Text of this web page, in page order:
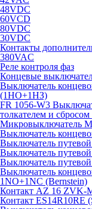
48VDC
60VCD
80VDC
30VDC
Контакты
380VAC
Реле контроля фаз
Концевые
Выключатель
(1НО+1НЗ)
FR 1056-W3
толкателем и сбросом
Микровыключатель
Выключатель
Выключатель
Выключатель
Выключатель
Выключатель
1NO+1NC (Bernstein)
Контакт AZ 16 ZVK-
Контакт ES14R10RE